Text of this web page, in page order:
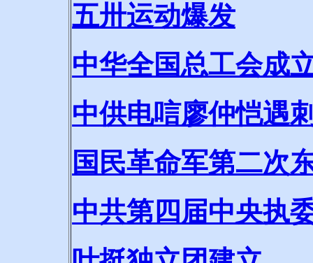
五卅运动爆发
中华全国总工会成
中供电唁廖仲恺遇
国民革命军第二次
中共第四届中央执